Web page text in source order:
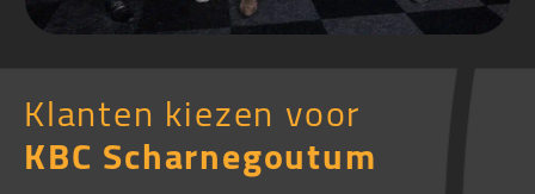
Klanten kiezen voor
KBC Scharnegoutum